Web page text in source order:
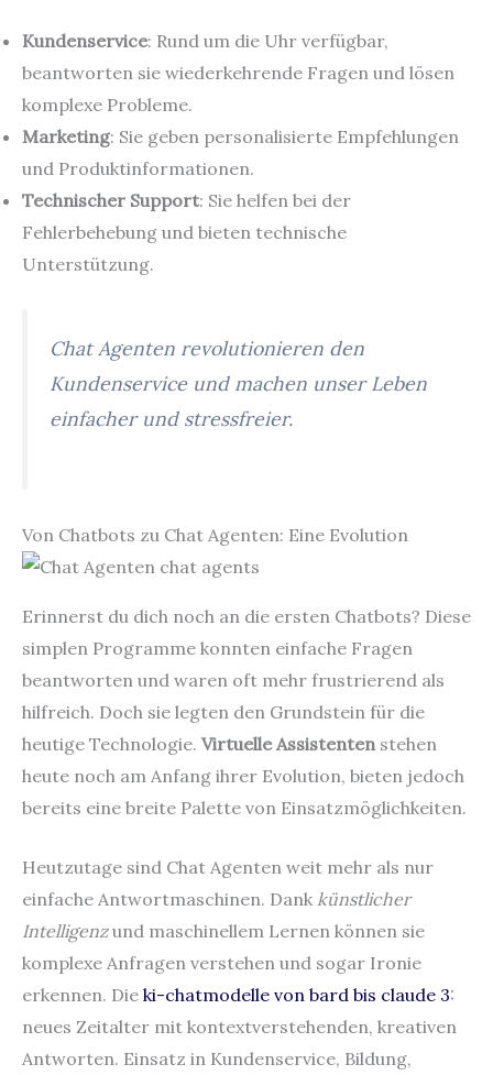
Kundenservice: Rund um die Uhr verfügbar,
beantworten sie wiederkehrende Fragen und lösen
komplexe Probleme.
Marketing: Sie geben personalisierte Empfehlungen
und Produktinformationen.
Technischer Support: Sie helfen bei der
Fehlerbehebung und bieten technische
Unterstützung.
Chat Agenten revolutionieren den
Kundenservice und machen unser Leben
einfacher und stressfreier.
Von Chatbots zu Chat Agenten: Eine Evolution
Erinnerst du dich noch an die ersten Chatbots? Diese
simplen Programme konnten einfache Fragen
beantworten und waren oft mehr frustrierend als
hilfreich. Doch sie legten den Grundstein für die
heutige Technologie. Virtuelle Assistenten stehen
heute noch am Anfang ihrer Evolution, bieten jedoch
bereits eine breite Palette von Einsatzmöglichkeiten.
Heutzutage sind Chat Agenten weit mehr als nur
einfache Antwortmaschinen. Dank künstlicher
Intelligenzund maschinellem Lernen können sie
komplexe Anfragen verstehen und sogar Ironie
erkennen. Die ki-chatmodelle von bard bis claude 3:
neues Zeitalter mit kontextverstehenden, kreativen
Antworten. Einsatz in Kundenservice, Bildung,